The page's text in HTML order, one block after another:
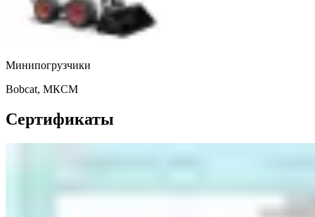
Минипогрузчики
Bobcat, МКСМ
Сертификаты